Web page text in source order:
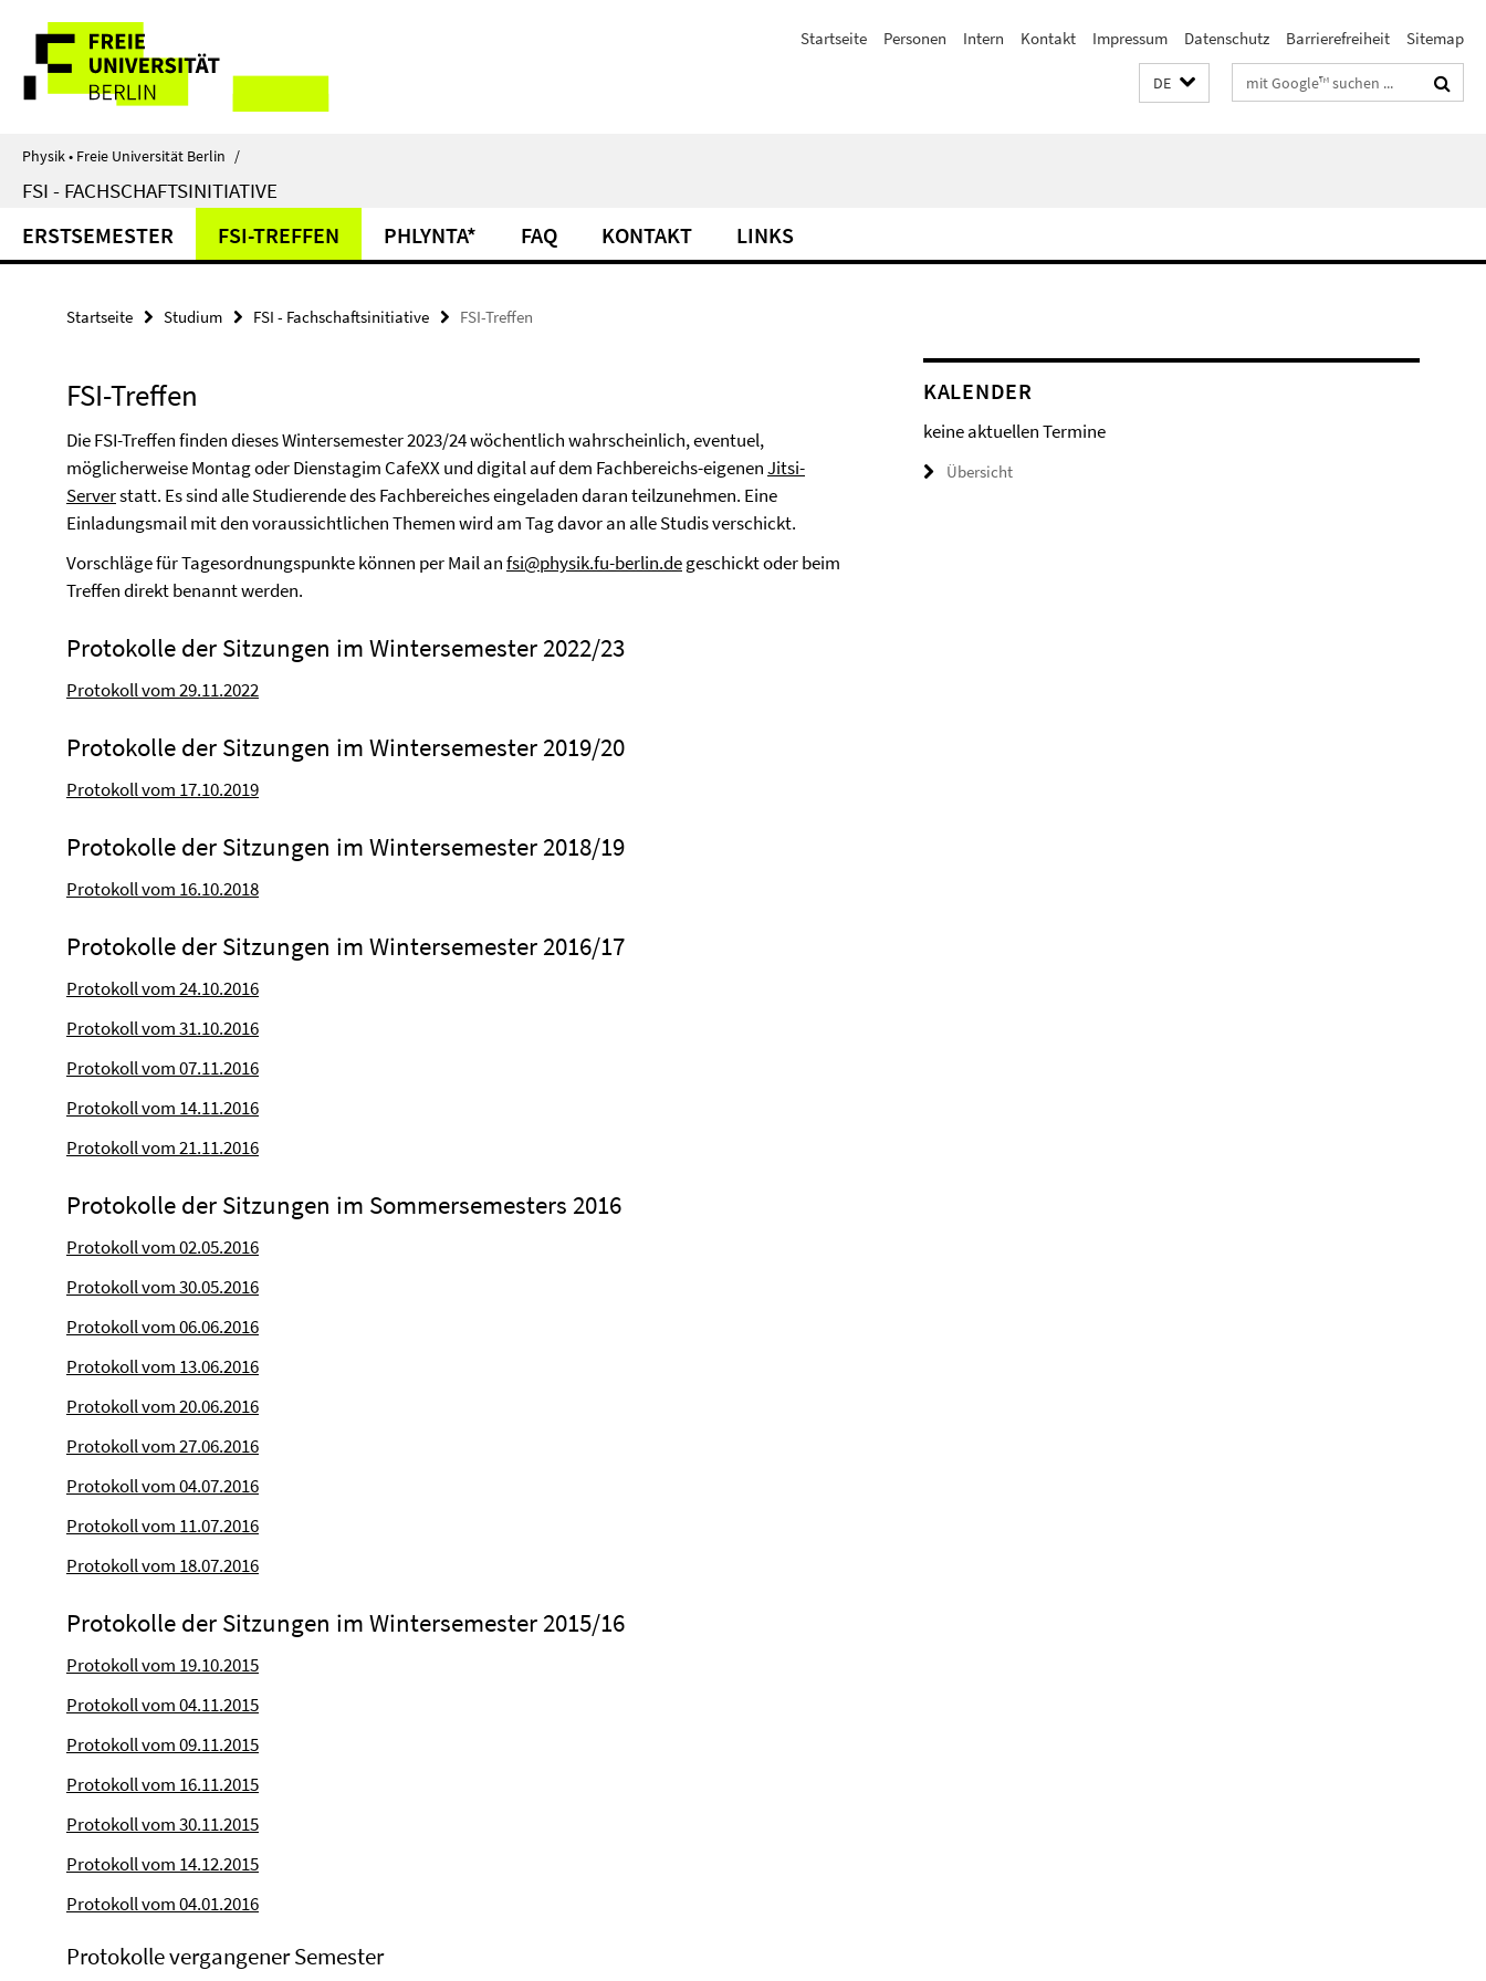
direkt
Inhalt
Service-
Navigation
Startseite Personen Intern Kontakt Impressum Datenschutz Barrierefreiheit Sitemap
DE Suchbegriffe
Physik • Freie Universität Berlin /
FSI - FACHSCHAFTSINITIATIVE
ERSTSEMESTER FSI-TREFFEN PHLYNTA* FAQ KONTAKT LINKS
Startseite Studium FSI - Fachschaftsinitiative FSI-Treffen
FSI-Treffen
Die FSI-Treffen finden dieses Wintersemester 2023/24 wöchentlich wahrscheinlich, eventuel,
möglicherweise Montag oder Dienstagim CafeXX und digital auf dem Fachbereichs-eigenenJitsi-
Serverstatt. Es sind alle Studierende des Fachbereiches eingeladen daran teilzunehmen. Eine
Einladungsmail mit den voraussichtlichen Themen wird am Tag davor an alle Studis verschickt.
Vorschläge für Tagesordnungspunkte können per Mail anfsi@physik.fu-berlin.degeschickt oder beim
Treffen direkt benannt werden.
Protokolle der Sitzungen im Wintersemester 2022/23
Protokoll vom 29.11.2022
Protokolle der Sitzungen im Wintersemester 2019/20
Protokoll vom 17.10.2019
Protokolle der Sitzungen im Wintersemester 2018/19
Protokoll vom 16.10.2018
Protokolle der Sitzungen im Wintersemester 2016/17
Protokoll vom 24.10.2016
Protokoll vom 31.10.2016
Protokoll vom 07.11.2016
Protokoll vom 14.11.2016
Protokoll vom 21.11.2016
Protokolle der Sitzungen im Sommersemesters 2016
Protokoll vom 02.05.2016
Protokoll vom 30.05.2016
Protokoll vom 06.06.2016
Protokoll vom 13.06.2016
Protokoll vom 20.06.2016
Protokoll vom 27.06.2016
Protokoll vom 04.07.2016
Protokoll vom 11.07.2016
Protokoll vom 18.07.2016
Protokolle der Sitzungen im Wintersemester 2015/16
Protokoll vom 19.10.2015
Protokoll vom 04.11.2015
Protokoll vom 09.11.2015
Protokoll vom 16.11.2015
Protokoll vom 30.11.2015
Protokoll vom 14.12.2015
Protokoll vom 04.01.2016
Protokolle vergangener Semester
KALENDER
keine aktuellen Termine
Übersicht